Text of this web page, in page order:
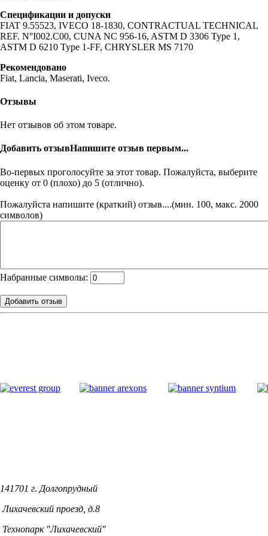
Спецификации и допуски
FIAT 9.55523, IVECO 18-1830, CONTRACTUAL TECHNICAL
REF. N°I002.C00, CUNA NC 956-16, ASTM D 3306 Type 1,
ASTM D 6210 Type 1-FF, CHRYSLER MS 7170
Рекомендовано
Fiat, Lancia, Maserati, Iveco.
Отзывы
Нет отзывов об этом товаре.
Добавить отзывНапишите отзыв первым...
Во-первых проголосуйте за этот товар. Пожалуйста, выберите
оценку от 0 (плохо) до 5 (отлично).
Пожалуйста напишите (краткий) отзыв....(мин. 100, макс. 2000
символов)
Набранные символы:
141701 г. Долгопрудный
Лихачевский проезд, д.8
Технопарк "Лихачевский"